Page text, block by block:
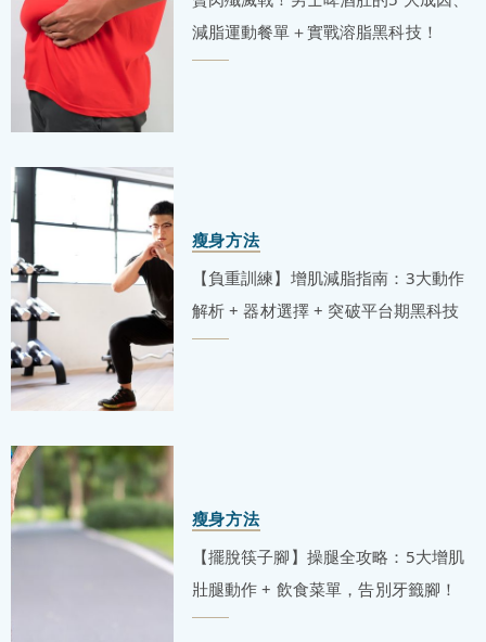
減脂運動餐單＋實戰溶脂黑科技！
瘦身方法
【負重訓練】增肌減脂指南：3大動作
解析 + 器材選擇 + 突破平台期黑科技
瘦身方法
【擺脫筷子腳】操腿全攻略：5大增肌
壯腿動作 + 飲食菜單，告別牙籤腳！